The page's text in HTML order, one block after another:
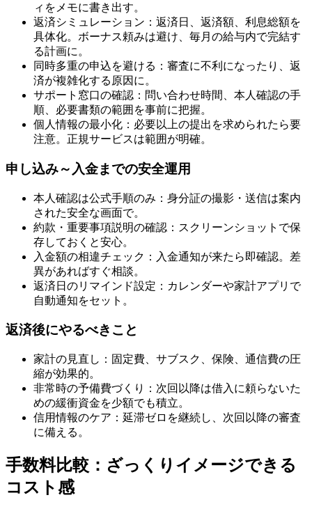
ィをメモに書き出す。
返済シミュレーション：返済日、返済額、利息総額を
具体化。ボーナス頼みは避け、毎月の給与内で完結す
る計画に。
同時多重の申込を避ける：審査に不利になったり、返
済が複雑化する原因に。
サポート窓口の確認：問い合わせ時間、本人確認の手
順、必要書類の範囲を事前に把握。
個人情報の最小化：必要以上の提出を求められたら要
注意。正規サービスは範囲が明確。
申し込み～入金までの安全運用
本人確認は公式手順のみ：身分証の撮影・送信は案内
された安全な画面で。
約款・重要事項説明の確認：スクリーンショットで保
存しておくと安心。
入金額の相違チェック：入金通知が来たら即確認。差
異があればすぐ相談。
返済日のリマインド設定：カレンダーや家計アプリで
自動通知をセット。
返済後にやるべきこと
家計の見直し：固定費、サブスク、保険、通信費の圧
縮が効果的。
非常時の予備費づくり：次回以降は借入に頼らないた
めの緩衝資金を少額でも積立。
信用情報のケア：延滞ゼロを継続し、次回以降の審査
に備える。
手数料比較：ざっくりイメージできる
コスト感